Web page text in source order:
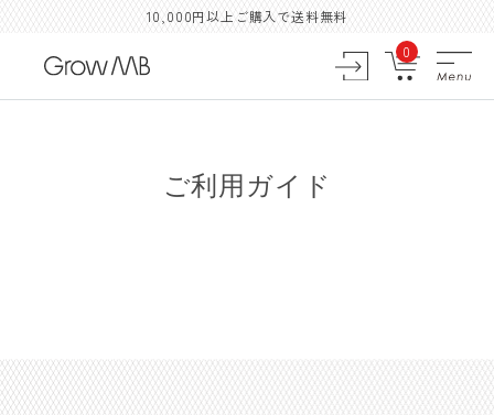
10,000円以上ご購入で送料無料
0
ご利用ガイド